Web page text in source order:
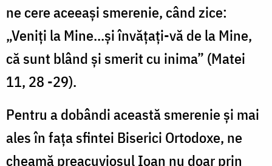
ne cere aceeaşi smerenie, când zice:
„Veniţi la Mine...şi învăţaţi-vă de la Mine,
că sunt blând şi smerit cu inima” (Matei
11, 28 -29).
Pentru a dobândi această smerenie şi mai
ales în faţa sfintei Biserici Ortodoxe, ne
cheamă preacuviosul Ioan nu doar prin